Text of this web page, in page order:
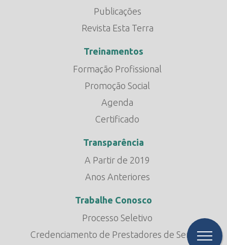
Publicações
Revista Esta Terra
Treinamentos
Formação Profissional
Promoção Social
Agenda
Certificado
Transparência
A Partir de 2019
Anos Anteriores
Trabalhe Conosco
Processo Seletivo
Credenciamento de Prestadores de Serviço